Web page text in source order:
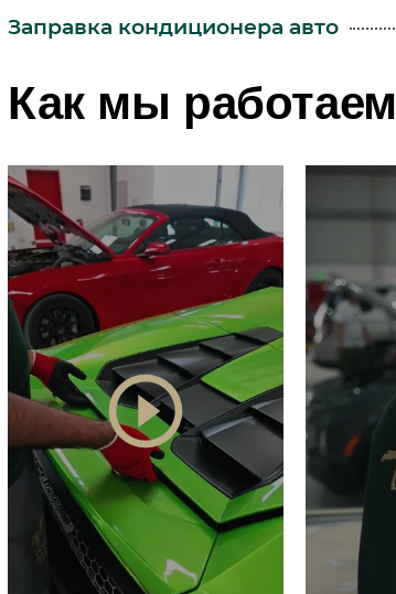
Заправка кондиционера авто
Как мы работаем